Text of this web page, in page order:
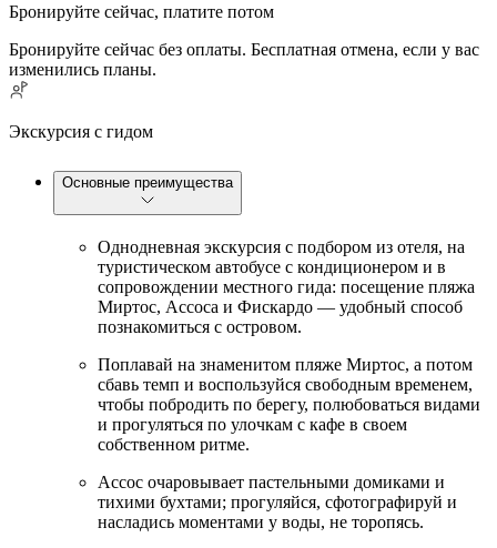
Бронируйте сейчас, платите потом
Бронируйте сейчас без оплаты. Бесплатная отмена, если у вас
изменились планы.
Экскурсия с гидом
Основные преимущества
Однодневная экскурсия с подбором из отеля, на
туристическом автобусе с кондиционером и в
сопровождении местного гида: посещение пляжа
Миртос, Ассоса и Фискардо — удобный способ
познакомиться с островом.
Поплавай на знаменитом пляже Миртос, а потом
сбавь темп и воспользуйся свободным временем,
чтобы побродить по берегу, полюбоваться видами
и прогуляться по улочкам с кафе в своем
собственном ритме.
Ассос очаровывает пастельными домиками и
тихими бухтами; прогуляйся, сфотографируй и
насладись моментами у воды, не торопясь.